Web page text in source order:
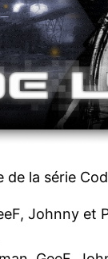
la série
Johnny et